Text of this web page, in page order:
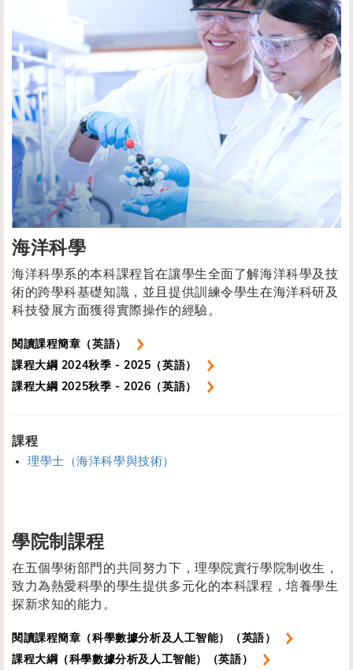
海洋科學
海洋科學系的本科課程旨在讓學生全面了解海洋科學及技
術的跨學科基礎知識，並且提供訓練令學生在海洋科研及
科技發展方面獲得實際操作的經驗。
閱讀課程簡章（英語）
課程大綱 2024秋季 - 2025（英語）
課程大綱 2025秋季 - 2026（英語）
課程
理學士（海洋科學與技術）
學院制課程
在五個學術部門的共同努力下，理學院實行學院制收生，
致力為熱愛科學的學生提供多元化的本科課程，培養學生
探新求知的能力。
閱讀課程簡章（科學數據分析及人工智能）（英語）
課程大綱（科學數據分析及人工智能）（英語）